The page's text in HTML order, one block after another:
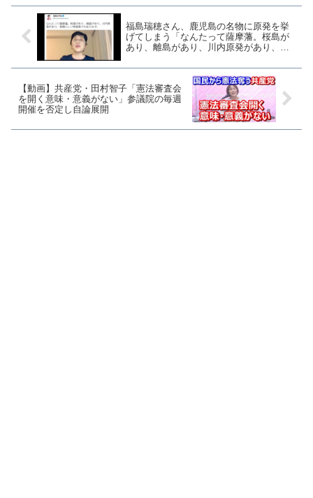
福島瑞穂さん、鹿児島の名物に原発を挙
げてしまう「なんたって薩摩藩。桜島が
あり、離島があり、川内原発があり、素
【動画】共産党・田村智子「憲法審査会
を開く意味・意義がない」参議院の毎週
開催を否定し自論展開